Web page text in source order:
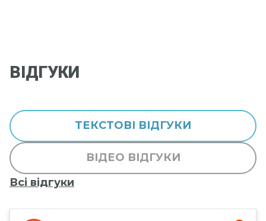
ВІДГУКИ
ТЕКСТОВІ ВІДГУКИ
ВІДЕО ВІДГУКИ
Всі відгуки